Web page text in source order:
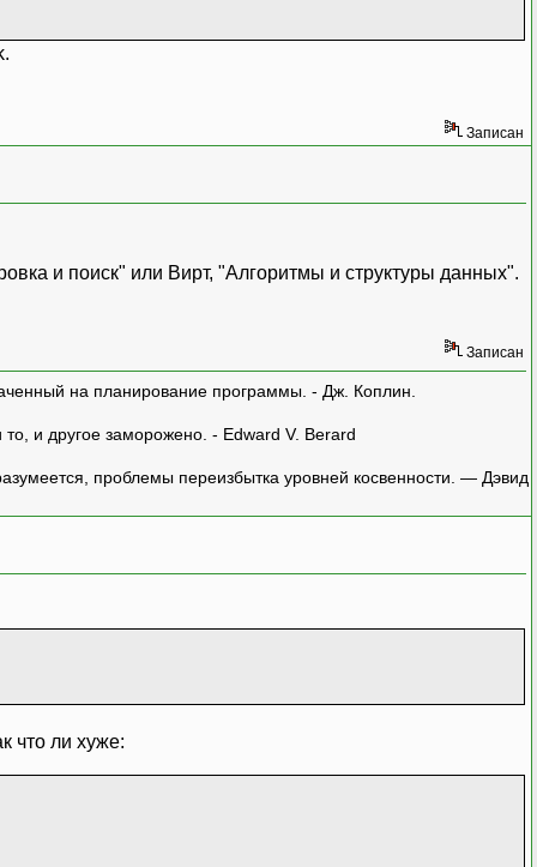
Записан
и поиск" или Вирт, "Алгоритмы и структуры данных".
Записан
на планирование программы. - Дж. Коплин.
и другое заморожено. - Edward V. Berard
проблемы переизбытка уровней косвенности. — Дэвид
что ли хуже: